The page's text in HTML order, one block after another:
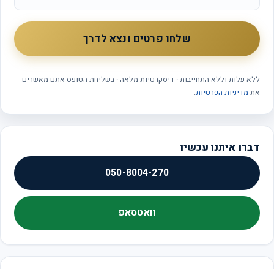
העסק
שלחו פרטים ונצא לדרך
ללא עלות וללא התחייבות · דיסקרטיות מלאה · בשליחת הטופס אתם מאשרים
אתמדיניות הפרטיות.
דברו איתנו עכשיו
050-8004-270
וואטסאפ